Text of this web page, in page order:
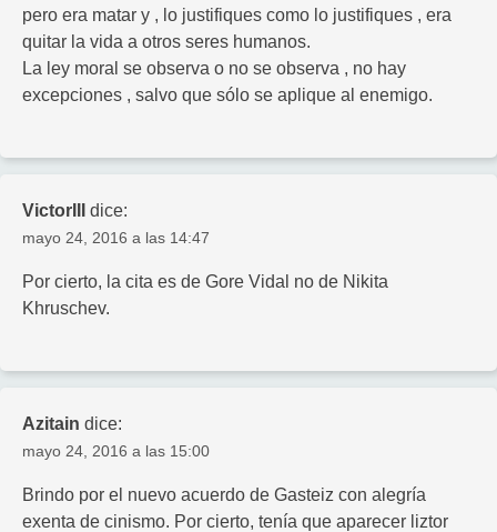
pero era matar y , lo justifiques como lo justifiques , era
quitar la vida a otros seres humanos.
La ley moral se observa o no se observa , no hay
excepciones , salvo que sólo se aplique al enemigo.
VictorIII dice:
mayo 24, 2016 a las 14:47
Por cierto, la cita es de Gore Vidal no de Nikita
Khruschev.
Azitain dice:
mayo 24, 2016 a las 15:00
Brindo por el nuevo acuerdo de Gasteiz con alegría
exenta de cinismo. Por cierto, tenía que aparecer liztor